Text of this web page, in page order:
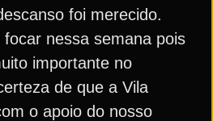
foi merecido.
nessa semana pois
importante no
de que a Vila
o apoio do nosso